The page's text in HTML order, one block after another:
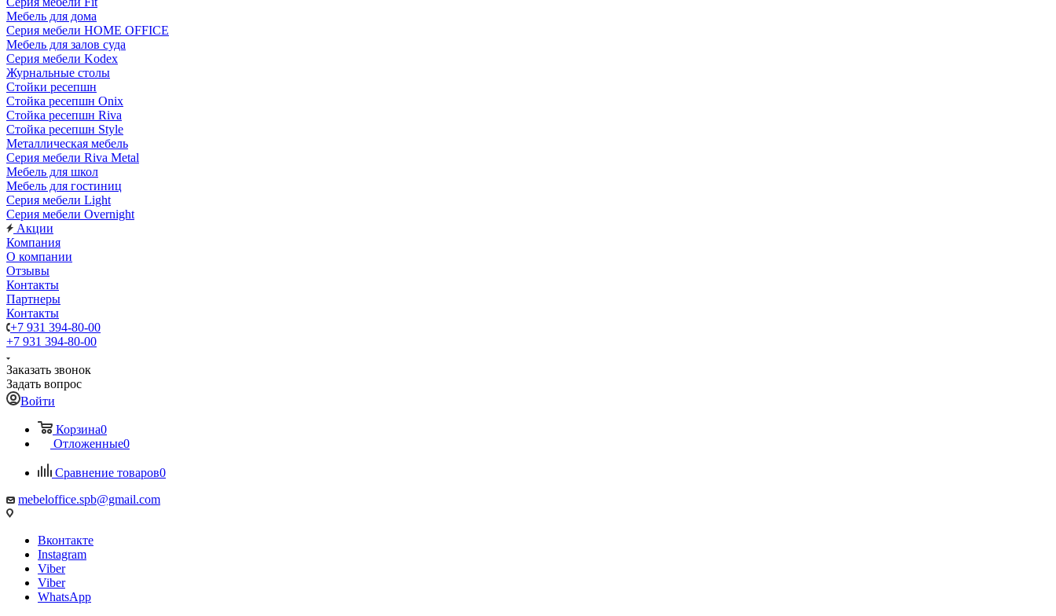
Мебель для дома
Серия мебели HOME OFFICE
Мебель для залов суда
Серия мебели Kodex
Журнальные столы
Стойки ресепшн
Стойка ресепшн Onix
Стойка ресепшн Riva
Стойка ресепшн Style
Металлическая мебель
Серия мебели Riva Metal
Мебель для школ
Мебель для гостиниц
Серия мебели Light
Серия мебели Overnight
Акции
Компания
О компании
Отзывы
Контакты
Партнеры
Контакты
+7 931 394-80-00
+7 931 394-80-00
Заказать звонок
Задать вопрос
Войти
Корзина0
Отложенные0
Сравнение товаров0
mebeloffice.spb@gmail.com
Вконтакте
Instagram
Viber
Viber
WhatsApp